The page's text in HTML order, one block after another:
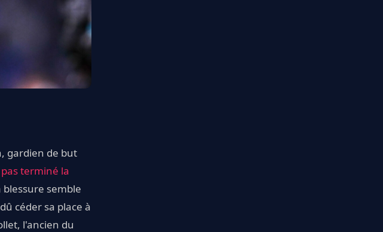
gardien de but
terminé la
blessure semble
céder sa place à
l'ancien du